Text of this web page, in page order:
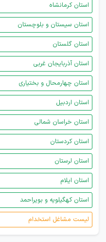
استان کرمانشاه
استان سیستان و بلوچستان
استان گلستان
استان آذربایجان غربی
استان چهارمحال و بختیاری
استان اردبیل
استان خراسان شمالی
استان کردستان
استان لرستان
استان ایلام
استان کهگیلویه و بویراحمد
لیست مشاغل استخدام